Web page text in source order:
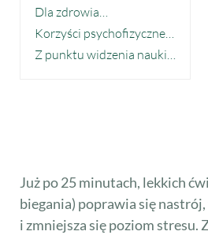
Dla zdrowia…
Korzyści psychofizyczne…
Z punktu widzenia nauki…
Już po 25 minutach, lekkich
biegania) poprawia się
i zmniejsza się poziom stresu.